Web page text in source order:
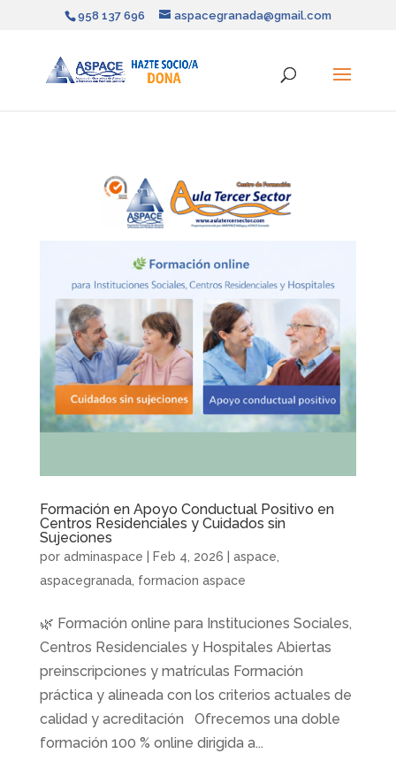
958 137 696 aspacegranada@gmail.com
Formación en Apoyo Conductual Positivo en
Centros Residenciales y Cuidados sin
Sujeciones
por adminaspace Feb 4, 2026 aspace,
aspacegranada, formacion aspace
🌿 Formación online para Instituciones Sociales,
Centros Residenciales y Hospitales Abiertas
preinscripciones y matrículas Formación
práctica y alineada con los criterios actuales de
calidad y acreditación Ofrecemos una doble
formación 100 % online dirigida a...